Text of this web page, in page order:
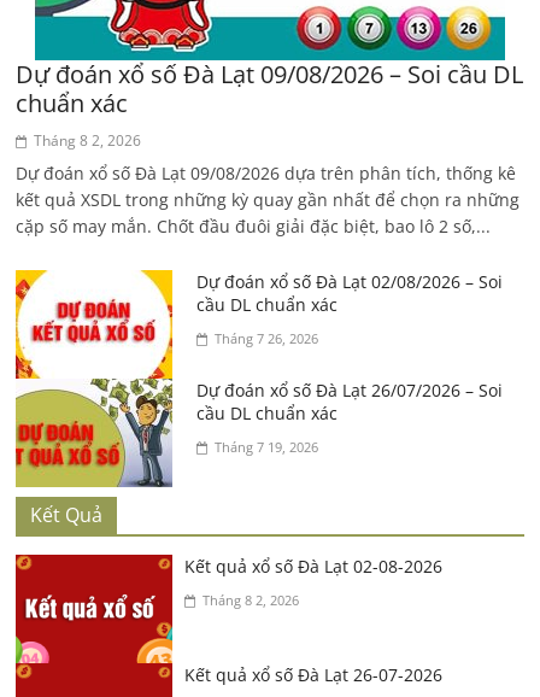
Dự đoán xổ số Đà Lạt 09/08/2026 – Soi cầu DL
chuẩn xác
Tháng 8 2, 2026
Dự đoán xổ số Đà Lạt 09/08/2026 dựa trên phân tích, thống kê
kết quả XSDL trong những kỳ quay gần nhất để chọn ra những
cặp số may mắn. Chốt đầu đuôi giải đặc biệt, bao lô 2 số,...
Dự đoán xổ số Đà Lạt 02/08/2026 – Soi
cầu DL chuẩn xác
Tháng 7 26, 2026
Dự đoán xổ số Đà Lạt 26/07/2026 – Soi
cầu DL chuẩn xác
Tháng 7 19, 2026
Kết Quả
Kết quả xổ số Đà Lạt 02-08-2026
Tháng 8 2, 2026
Kết quả xổ số Đà Lạt 26-07-2026